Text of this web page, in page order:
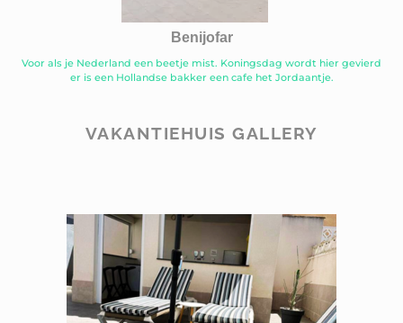
Benijofar
Voor als je Nederland een beetje mist. Koningsdag wordt hier gevierd
er is een Hollandse bakker een cafe het Jordaantje.
VAKANTIEHUIS GALLERY